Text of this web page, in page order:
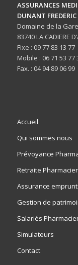
ASSURANCES
DUNANT FREDERIC
Domaine de la
83740 LA CADIERE
Fixe : 09 77 83 13 77
Mobile : 06 71 53 77
Fax. : 04 94 89 06 99
Accueil
Qui sommes nous
Prévoyance
Retraite
Assurance
Gestion de
Salariés
Simulateurs
Contact